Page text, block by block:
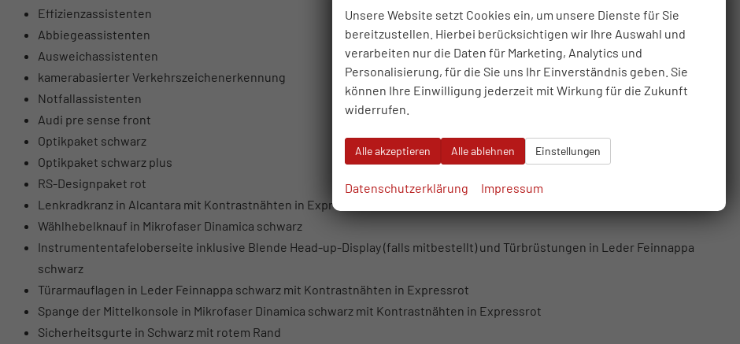
Effizienzassistenten
Abbiegeassistenten
Ausweichassistenten
kamerabasierter Verkehrszeichenerkennung
Notfallassistenten
Audi pre sense front
Optikpaket schwarz
Optikpaket schwarz plus
RS-Designpaket rot
Lenkradkranz in Alcantara mit Kontrastnähten in Expressrot
Wählhebelknauf in Mikrofaser Dinamica schwarz
Instrumententafeloberseite inklusive Blende Head-up-Display (falls mitbestellt) und Türbrüstungen in Leder Feinnappa
schwarz
Türarmauflagen in Leder Feinnappa schwarz mit Kontrastnähten in Expressrot
Spange der Mittelkonsole in Mikrofaser Dinamica schwarz mit Kontrastnähten in Expressrot
Sicherheitsgurte in Schwarz mit rotem Rand
Unsere Website setzt Cookies ein, um unsere Dienste für Sie
bereitzustellen. Hierbei berücksichtigen wir Ihre Auswahl und
verarbeiten nur die Daten für Marketing, Analytics und
Personalisierung, für die Sie uns Ihr Einverständnis geben. Sie
können Ihre Einwilligung jederzeit mit Wirkung für die Zukunft
widerrufen.
Alle akzeptieren Alle ablehnen Einstellungen
Datenschutzerklärung Impressum